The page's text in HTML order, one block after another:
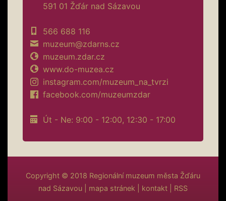
591 01 Žďár nad Sázavou
566 688 116
muzeum@zdarns.cz
muzeum.zdar.cz
www.do-muzea.cz
instagram.com/muzeum_na_tvrzi
facebook.com/muzeumzdar
Út - Ne: 9:00 - 12:00, 12:30 - 17:00
Copyright © 2018 Regionální muzeum města Žďáru
nad Sázavou
mapa stránek kontakt RSS